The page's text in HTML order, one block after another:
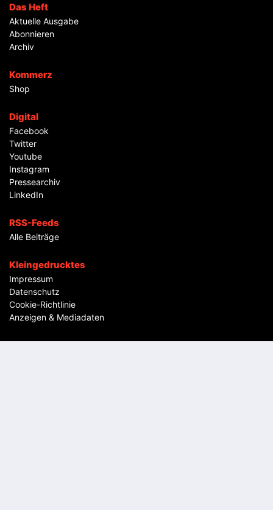
Das Heft
Aktuelle Ausgabe
Abonnieren
Archiv
Kommerz
Shop
Digital
Facebook
Twitter
Youtube
Instagram
Pressearchiv
LinkedIn
RSS-Feeds
Alle Beiträge
Kleingedrucktes
Impressum
Datenschutz
Cookie-Richtlinie
Anzeigen & Mediadaten